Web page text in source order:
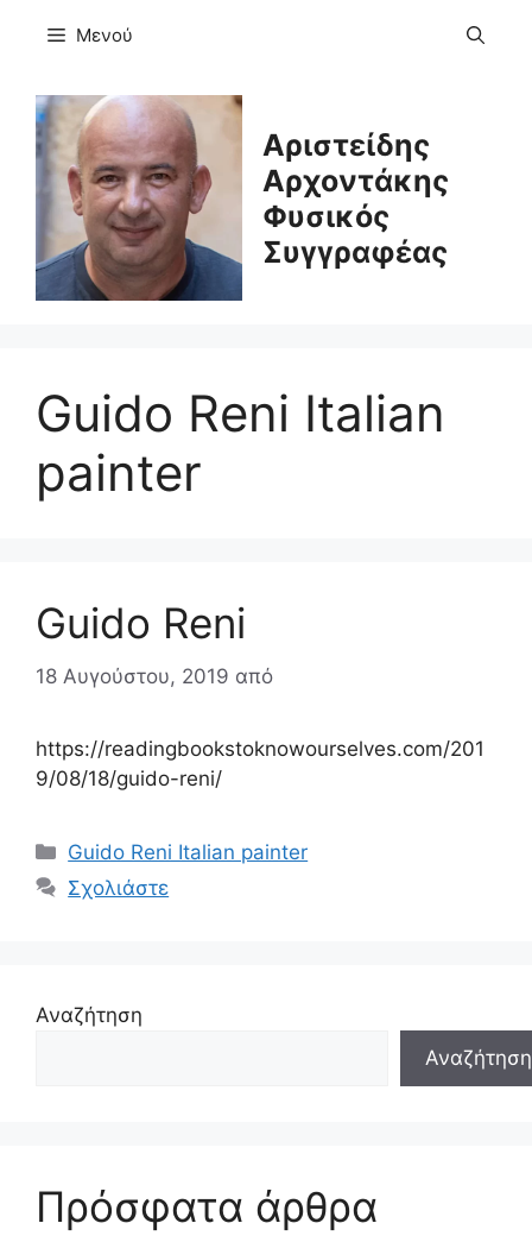
Μενού
Αριστείδης
Αρχοντάκης
Φυσικός
Συγγραφέας
Guido Reni Italian
painter
Guido Reni
18 Αυγούστου, 2019 από
https://readingbookstoknowourselves.com/201
9/08/18/guido-reni/
Κατηγορίες
Guido Reni Italian painter
Σχολιάστε
Αναζήτηση
Αναζήτηση
Πρόσφατα άρθρα